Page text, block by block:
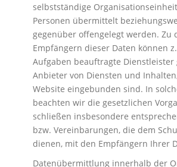
selbstständige
Personen übermittelt
gegenüber offengelegt werden. Zu
Empfängern dieser Daten können
Aufgaben beauftragte Dienstleister
Anbieter von Diensten und
Website eingebunden sind. In
beachten wir die gesetzlichen
schließen insbesondere
bzw. Vereinbarungen, die dem
dienen, mit den Empfängern Ihrer
Datenübermittlung innerhalb der